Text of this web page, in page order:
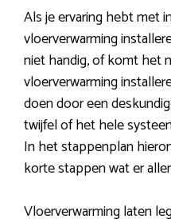
Als je ervaring hebt met
vloerverwarming
niet handig, of komt het
vloerverwarming
doen door een
twijfel of het hele
In het stappenplan
korte stappen wat er
Vloerverwarming laten